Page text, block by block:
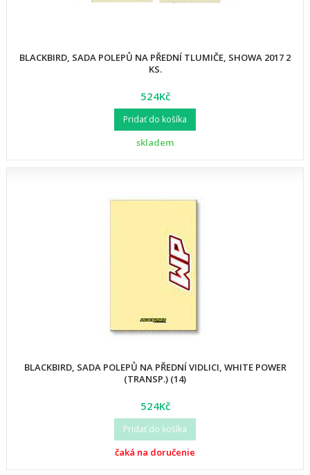
BLACKBIRD, SADA POLEPŮ NA PŘEDNÍ TLUMIČE, SHOWA 2017 2
KS.
524Kč
Pridať do košíka
skladem
BLACKBIRD, SADA POLEPŮ NA PŘEDNÍ VIDLICI, WHITE POWER
(TRANSP.) (14)
524Kč
Pridať do košíka
čaká na doručenie